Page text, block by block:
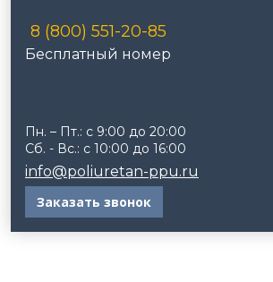
8 (800) 551-20-85
Бесплатный номер
Пн. – Пт.: с 9:00 до 20:00
Сб. - Вс.: с 10:00 до 16:00
info@poliuretan-ppu.ru
Заказать звонок